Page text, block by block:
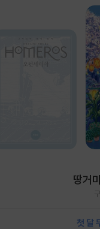
땅거
첫 달